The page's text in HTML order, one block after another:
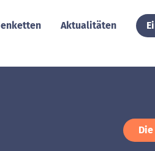
Aktualitäten